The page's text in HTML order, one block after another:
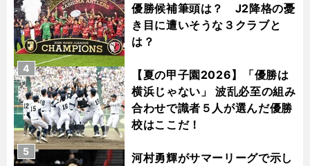
優勝候補筆頭は？ J2降格の憂
き目に遭いそうな３クラブと
は？
【夏の甲子園2026】「優勝は
横浜じゃない」 波乱必至の組み
合わせで識者５人が選んだ優勝
校はここだ！
4
河村勇輝がサマーリーグで示し
5